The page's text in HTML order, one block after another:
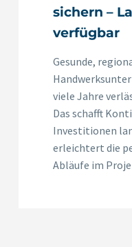
sichern –
verfügbar
Gesunde,
viele Jahre
Das schafft
Investitionen
erleichtert die
Abläufe im